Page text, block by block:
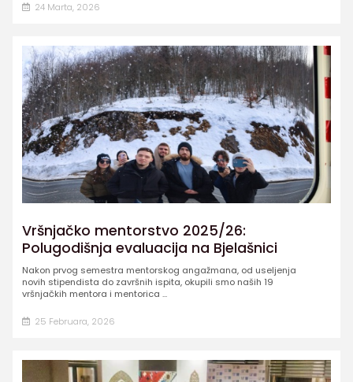
24 Marta, 2026
Vršnjačko mentorstvo 2025/26:
Polugodišnja evaluacija na Bjelašnici
Nakon prvog semestra mentorskog angažmana, od useljenja
novih stipendista do završnih ispita, okupili smo naših 19
vršnjačkih mentora i mentorica ...
25 Februara, 2026